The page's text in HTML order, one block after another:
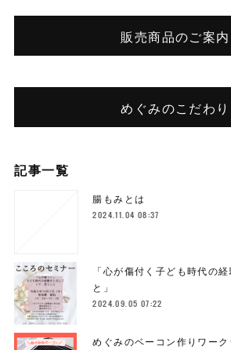
販売商品のご案内
めぐみのこだわり
記事一覧
腸もみとは
2024.11.04 08:37
「心が傷付く子ども時代の
と」
2024.09.05 07:22
めぐみのベーコン作りワー